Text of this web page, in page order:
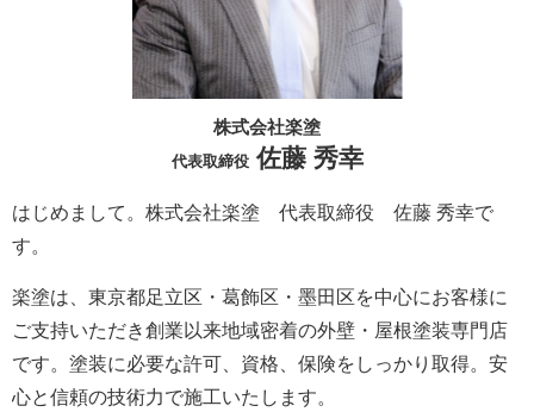
株式会社楽塗
代表取締役佐藤 秀幸
はじめまして。株式会社楽塗 代表取締役 佐藤 秀幸で
す。
楽塗は、東京都足立区・葛飾区・墨田区を中心にお客様に
ご支持いただき創業以来地域密着の外壁・屋根塗装専門店
です。塗装に必要な許可、資格、保険をしっかり取得。安
心と信頼の技術力で施工いたします。